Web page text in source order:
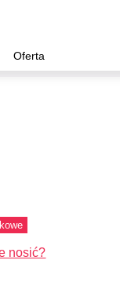
Oferta